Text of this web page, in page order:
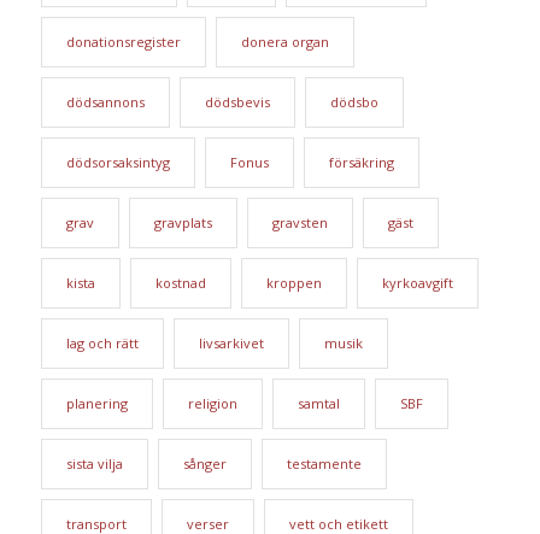
donationsregister donera organ
dödsannons dödsbevis dödsbo
dödsorsaksintyg Fonus försäkring
grav gravplats gravsten gäst
kista kostnad kroppen kyrkoavgift
lag och rätt livsarkivet musik
planering religion samtal SBF
sista vilja sånger testamente
transport verser vett och etikett